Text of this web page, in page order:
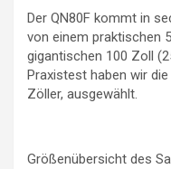
Der QN80F kommt in
von einem praktischen
gigantischen 100 Zoll
Praxistest haben wir
Zöller, ausgewählt.
Größenübersicht des